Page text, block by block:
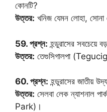
কোনটি?
উত্তর: খনিজ যেমন লোহা, সোনা
59. প্রশ্ন: হন্ডুরাসের সবচেয়ে
উত্তর: তেগুসিগালপা
60. প্রশ্ন: হন্ডুরাসের জাতীয়
উত্তর: সেলবা লেক ন্যাশনাল
Park)।